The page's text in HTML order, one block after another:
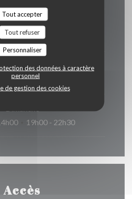
Tout accepter
Tout refuser
Personnaliser
des données à caractère
personnel
de gestion des cookies
Jeu-Ven
• 19h00 - 22h30
Samedi
• 19h00 - 23h00
19h00 - 22h30
Accès